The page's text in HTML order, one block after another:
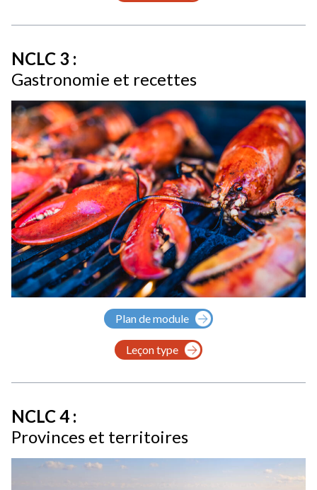
NCLC 3 :
Gastronomie et recettes
Plan de module
Leçon type
NCLC 4 :
Provinces et territoires